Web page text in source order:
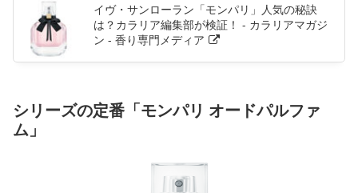
イヴ・サンローラン「モンパリ」人気の秘訣
は？カラリア編集部が検証！ - カラリアマガジ
ン - 香り専門メディア
シリーズの定番「モンパリ オードパルファ
ム」